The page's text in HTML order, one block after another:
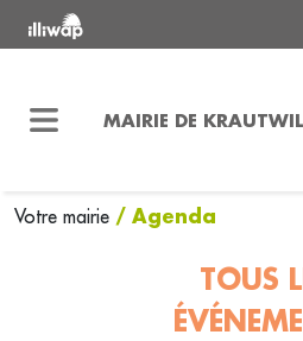
MAIRIE DE
Votre mairie / Agenda
TOUS